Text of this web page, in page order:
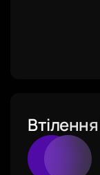
Втілення